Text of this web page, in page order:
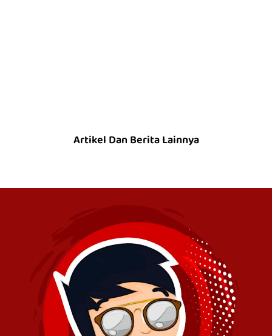
Artikel Dan Berita Lainnya